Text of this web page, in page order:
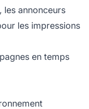
les annonceurs
les impressions
en temps